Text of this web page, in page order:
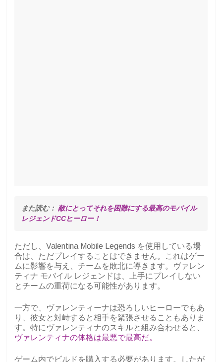
また読む： 敵にとってそれを困難にする最高のモバイル
レジェンドCCヒーロー！
ただし、Valentina Mobile Legends を使用している場
合は、ただプレイすることはできません。これはゲー
ムに影響を与え、チームを敗北に導きます。ヴァレン
ティナ モバイル レジェンドは、上手にプレイしない
とチームの重荷になる可能性があります。
一方で、ヴァレンティーナは恐ろしいヒーローでもあ
り、彼女と対峙すると相手を緊張させることもありま
す。特にヴァレンティナのスキルと組み合わせると、
ヴァレンティナの体格は最悪で最高だ。
ゲーム内でビルドを購入する必要があります。したが